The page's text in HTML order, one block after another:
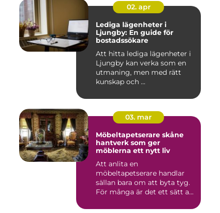
02. apr
Lediga lägenheter i
Ljungby: En guide för
bostadssökare
Att hitta lediga lägenheter i
Ljungby kan verka som en
utmaning, men med rätt
kunskap och ...
03. mar
Möbeltapetserare skåne
hantverk som ger
möblerna ett nytt liv
Att anlita en
möbeltapetserare handlar
sällan bara om att byta tyg.
För många är det ett sätt att